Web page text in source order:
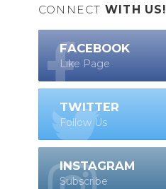
CONNECT WITH US!
FACEBOOK
Like Page
TWITTER
Follow Us
INSTAGRAM
Subscribe